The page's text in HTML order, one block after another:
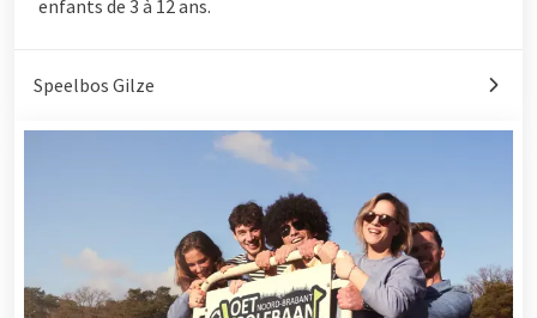
enfants de 3 à 12 ans.
Speelbos Gilze